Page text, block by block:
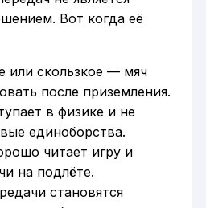
Вот когда её
или скользкое — мяч
после приземления.
в физике и не
единоборства.
читает игру и
на подлёте.
становятся